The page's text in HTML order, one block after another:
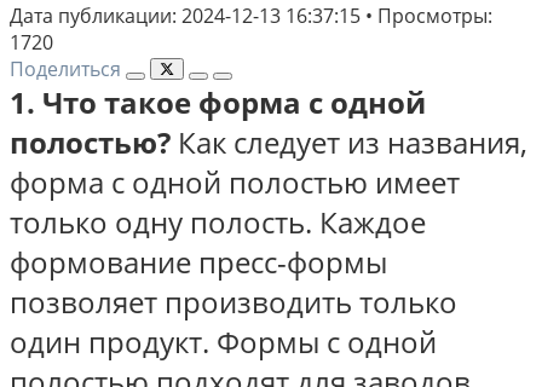
Дата публикации: 2024-12-13 16:37:15 • Просмотры:
1720
Поделиться
1. Что такое форма с одной
полостью? Как следует из названия,
форма с одной полостью имеет
только одну полость. Каждое
формование пресс-формы
позволяет производить только
один продукт. Формы с одной